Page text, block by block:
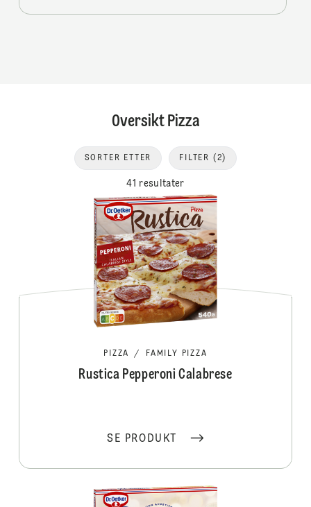
Oversikt Pizza
41 resultater
SORTER ETTER FILTER (2)
PIZZA / FAMILY PIZZA
Rustica Pepperoni Calabrese
SE PRODUKT